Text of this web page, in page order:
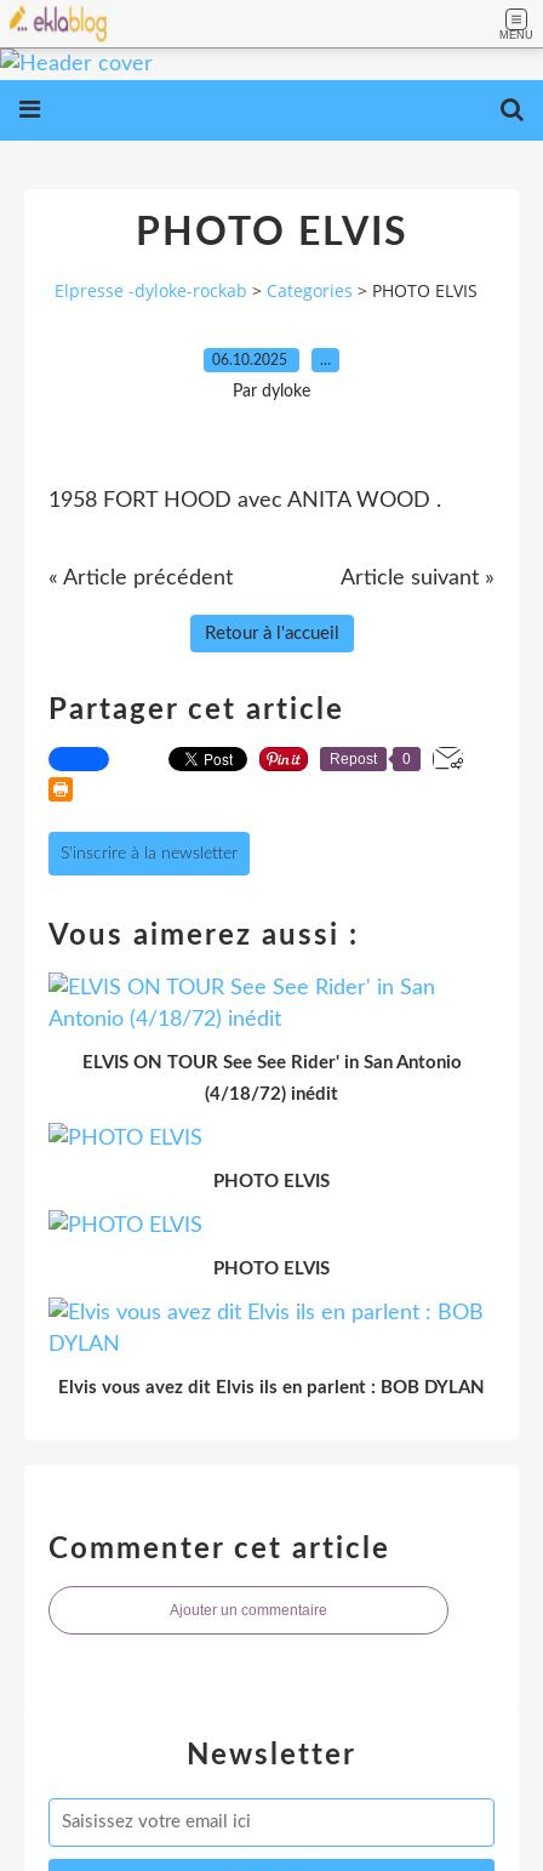
MENU
PHOTO ELVIS
Elpresse -dyloke-rockab > Categories > PHOTO ELVIS
06.10.2025 …
Par dyloke
1958 FORT HOOD avec ANITA WOOD .
« Article précédent Article suivant »
Retour à l'accueil
Partager cet article
Repost 0
S'inscrire à la newsletter
Vous aimerez aussi :
ELVIS ON TOUR See See Rider' in San Antonio
(4/18/72) inédit
PHOTO ELVIS
PHOTO ELVIS
Elvis vous avez dit Elvis ils en parlent : BOB DYLAN
Commenter cet article
Ajouter un commentaire
Newsletter